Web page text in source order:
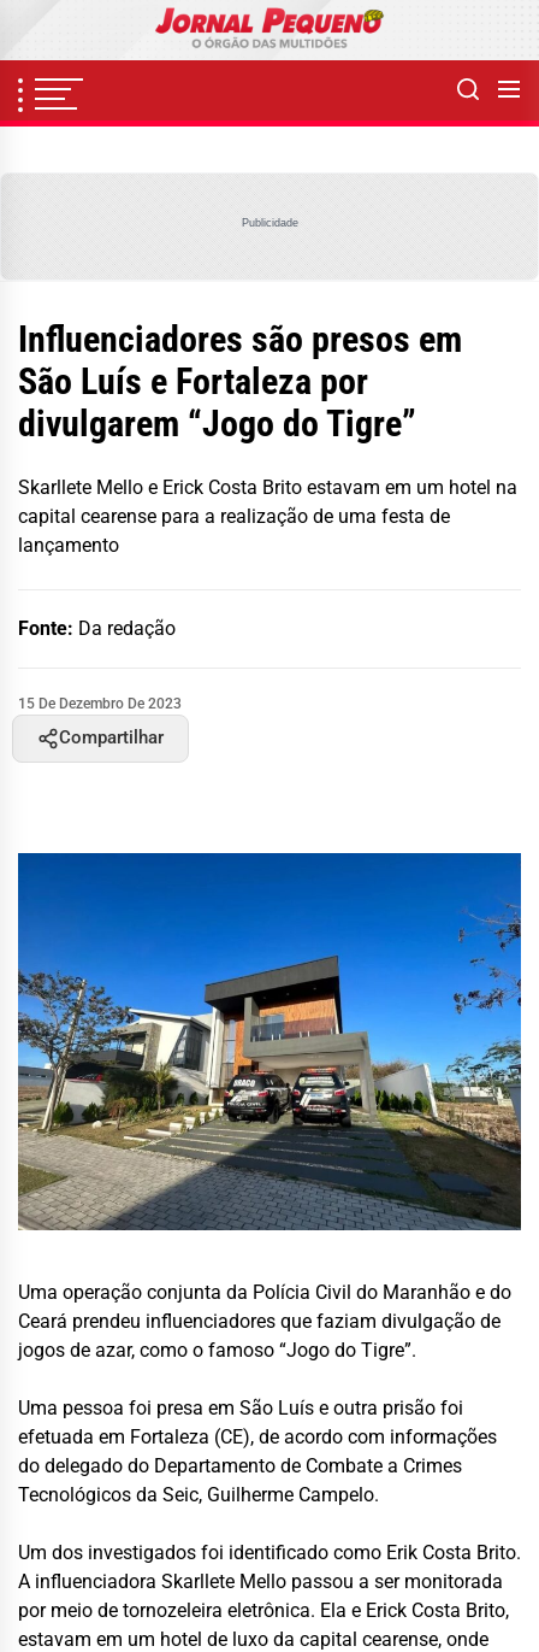
content
Publicidade
Influenciadores são presos em
São Luís e Fortaleza por
divulgarem “Jogo do Tigre”
Skarllete Mello e Erick Costa Brito estavam em um hotel na
capital cearense para a realização de uma festa de
lançamento
Fonte: Da redação
15 De Dezembro De 2023
Compartilhar
Uma operação conjunta da Polícia Civil do Maranhão e do
Ceará prendeu influenciadores que faziam divulgação de
jogos de azar, como o famoso “Jogo do Tigre”.
Uma pessoa foi presa em São Luís e outra prisão foi
efetuada em Fortaleza (CE), de acordo com informações
do delegado do Departamento de Combate a Crimes
Tecnológicos da Seic, Guilherme Campelo.
Um dos investigados foi identificado como Erik Costa Brito.
A influenciadora Skarllete Mello passou a ser monitorada
por meio de tornozeleira eletrônica. Ela e Erick Costa Brito,
estavam em um hotel de luxo da capital cearense, onde